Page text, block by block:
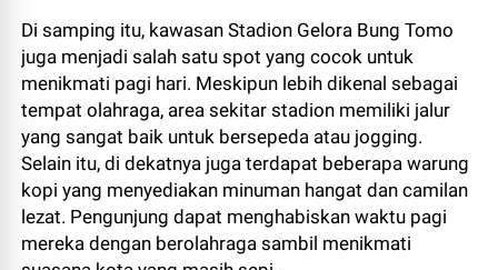
Di samping itu, kawasan Stadion Gelora Bung Tomo
juga menjadi salah satu spot yang cocok untuk
menikmati pagi hari. Meskipun lebih dikenal sebagai
tempat olahraga, area sekitar stadion memiliki jalur
yang sangat baik untuk bersepeda atau jogging.
Selain itu, di dekatnya juga terdapat beberapa warung
kopi yang menyediakan minuman hangat dan camilan
lezat. Pengunjung dapat menghabiskan waktu pagi
mereka dengan berolahraga sambil menikmati